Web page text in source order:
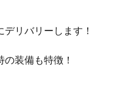
リバリーします！
装備も特徴！